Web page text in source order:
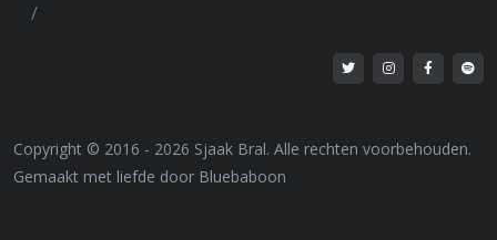
/
Copyright © 2016 - 2026 Sjaak Bral. Alle rechten voorbehouden.
Gemaakt met liefde door Bluebaboon